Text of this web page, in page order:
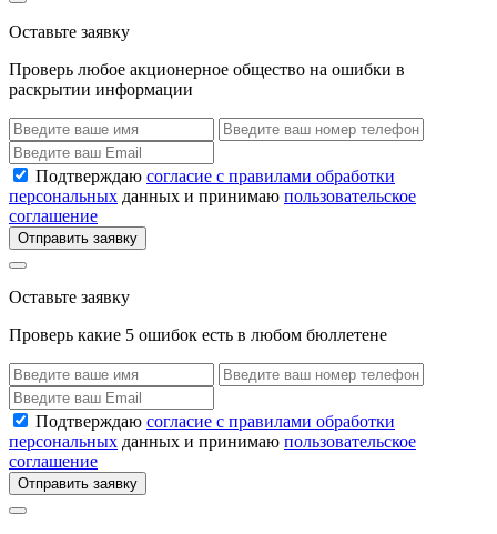
Оставьте заявку
Проверь любое акционерное общество на ошибки в
раскрытии информации
Подтверждаю согласие с правилами обработки
персональных данных и принимаю пользовательское
соглашение
Отправить заявку
Оставьте заявку
Проверь какие 5 ошибок есть в любом бюллетене
Подтверждаю согласие с правилами обработки
персональных данных и принимаю пользовательское
соглашение
Отправить заявку